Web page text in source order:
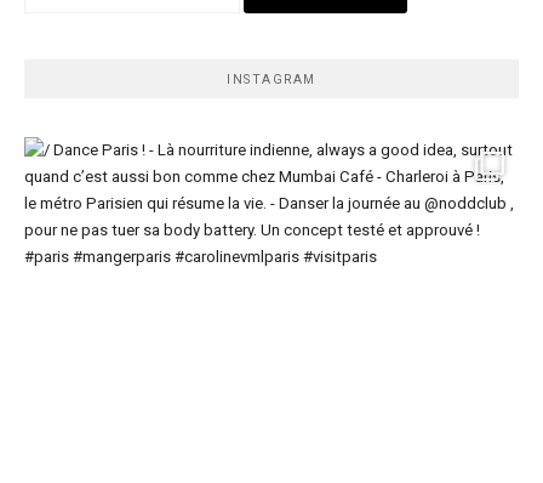
INSTAGRAM